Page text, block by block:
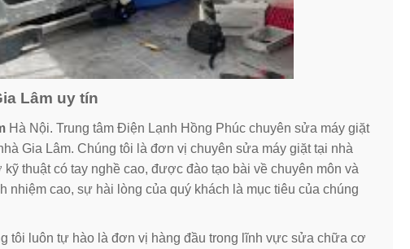
Lâm uy tín
Hà Nội. Trung tâm Điện Lạnh Hồng Phúc chuyên sửa máy giặt
Gia Lâm. Chúng tôi là đơn vị chuyên sửa máy giặt tại nhà
thuật có tay nghề cao, được đào tạo bài về chuyên môn và
nhiệm cao, sự hài lòng của quý khách là mục tiêu của chúng
tôi luôn tự hào là đơn vị hàng đầu trong lĩnh vực sửa chữa cơ